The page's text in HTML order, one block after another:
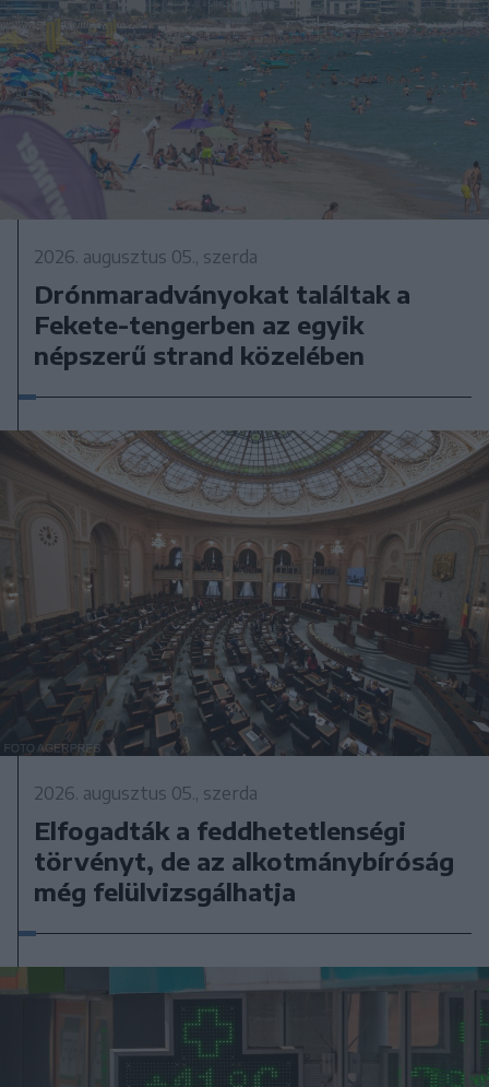
2026. augusztus 05., szerda
Drónmaradványokat találtak a
Fekete-tengerben az egyik
népszerű strand közelében
2026. augusztus 05., szerda
Elfogadták a feddhetetlenségi
törvényt, de az alkotmánybíróság
még felülvizsgálhatja